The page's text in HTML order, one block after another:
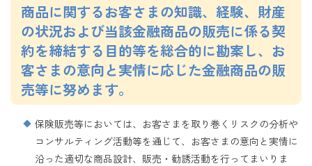
商品に関するお客さまの知識、経験、財産
の状況および当該金融商品の販売に係る契
約を締結する目的等を総合的に勘案し、お
客さまの意向と実情に応じた金融商品の販
売等に努めます。
保険販売等においては、お客さまを取り巻くリスクの分析や
コンサルティング活動等を通じて、お客さまの意向と実情に
沿った適切な商品設計、販売・勧誘活動を行ってまいりま